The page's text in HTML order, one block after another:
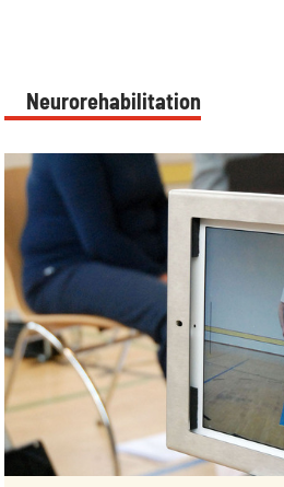
Neurorehabilitation